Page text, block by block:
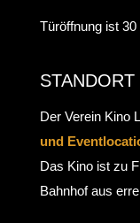
Türöffnung ist
STANDORT
Der Verein Kino
und
Das Kino ist zu
Bahnhof aus